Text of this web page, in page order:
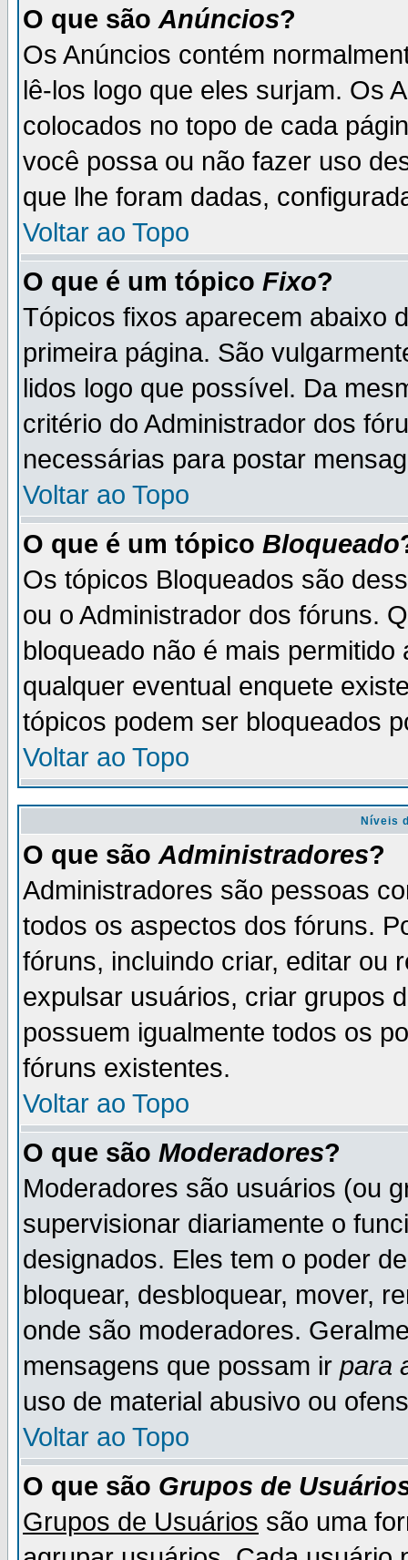
O que são Anúncios?
Os Anúncios contém
lê-los logo que eles surjam. Os
colocados no topo de cada
você possa ou não fazer uso
que lhe foram dadas,
Voltar ao Topo
O que é um tópico Fixo?
Tópicos fixos aparecem abaixo
primeira página. São
lidos logo que possível. Da
critério do Administrador dos
necessárias para postar
Voltar ao Topo
O que é um tópico Bloqueado
Os tópicos Bloqueados são
ou o Administrador dos fóruns.
bloqueado não é mais
qualquer eventual enquete
tópicos podem ser bloqueados
Voltar ao Topo
Níveis
O que são Administradores?
Administradores são pessoas
todos os aspectos dos fóruns.
fóruns, incluindo criar, editar ou
expulsar usuários, criar grupos
possuem igualmente todos os
fóruns existentes.
Voltar ao Topo
O que são Moderadores?
Moderadores são usuários (ou
supervisionar diariamente o
designados. Eles tem o poder
bloquear, desbloquear, mover,
onde são moderadores.
mensagens que possam ir para
uso de material abusivo ou
Voltar ao Topo
O que são Grupos de
Grupos de Usuários são uma